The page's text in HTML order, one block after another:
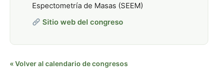
Espectometría de Masas (SEEM)
Sitio web del congreso
« Volver al calendario de congresos